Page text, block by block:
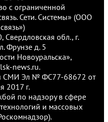
с ограниченной
Сети. Системы» (ООО
обл., г.
Фрунзе д. 5
Новоуральска»,
news.ru.
СМИ Эл № ФС77-68672 от
2017 г.
по надзору в сфере
и массовых